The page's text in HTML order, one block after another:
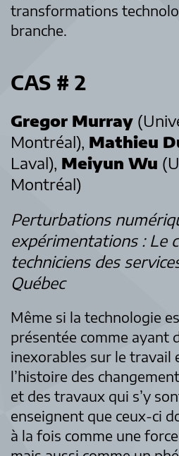
transformations
branche.
CAS # 2
Gregor Murray
Montréal), Mathieu
Laval), Meiyun Wu
Montréal)
Perturbations
expérimentations : Le
techniciens des
Québec
Même si la technologie
présentée comme ayant
inexorables sur le travail
l’histoire des
et des travaux qui s’y
enseignent que ceux-ci
à la fois comme une